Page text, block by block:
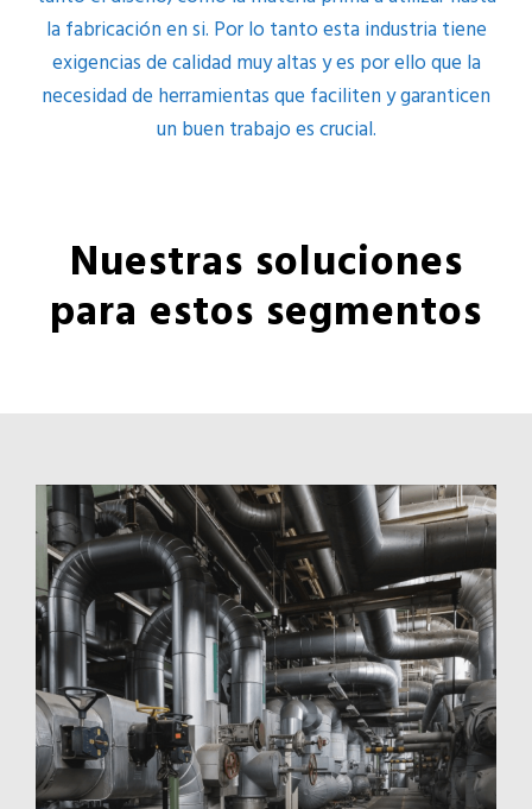
la fabricación en si. Por lo tanto esta industria tiene
exigencias de calidad muy altas y es por ello que la
necesidad de herramientas que faciliten y garanticen
un buen trabajo es crucial.
Nuestras soluciones
para estos segmentos